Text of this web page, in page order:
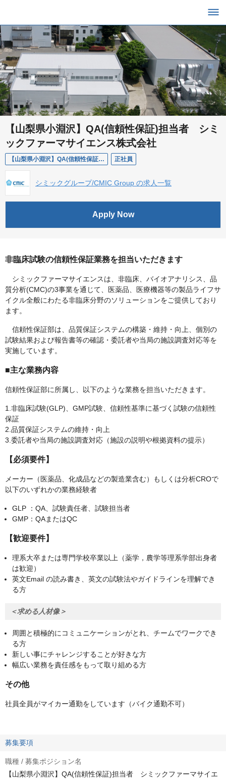
【山梨県小淵沢】QA(信頼性保証)担当者 シミ
ックファーマサイエンス株式会社
【山梨県小淵沢】QA(信頼性保証)担当者 シミックファーマサイエンス株式会社 正社員
シミックグループ/CMIC Group の求人一覧
Apply Now
非臨床試験の信頼性保証業務を担当いただきます
シミックファーマサイエンスは、非臨床、バイオアナリシス、品
質分析(CMC)の3事業を通じて、医薬品、医療機器等の製品ライフサ
イクル全般にわたる非臨床分野のソリューションをご提供しており
ます。
信頼性保証部は、品質保証システムの構築・維持・向上、個別の
試験結果および報告書等の確認・委託者や当局の施設調査対応等を
実施しています。
■主な業務内容
信頼性保証部に所属し、以下のような業務を担当いただきます。
1.非臨床試験(GLP)、GMP試験、信頼性基準に基づく試験の信頼性
保証
2.品質保証システムの維持・向上
3.委託者や当局の施設調査対応（施設の説明や根拠資料の提示）
【必須要件】
メーカー（医薬品、化成品などの製造業含む）もしくは分析CROで
以下のいずれかの業務経験者
GLP ：QA、試験責任者、試験担当者
GMP：QAまたはQC
【歓迎要件】
理系大卒または専門学校卒業以上（薬学，農学等理系学部出身者
は歓迎）
英文Email の読み書き、英文の試験法やガイドラインを理解でき
る方
＜求める人材像＞
周囲と積極的にコミュニケーションがとれ、チームでワークでき
る方
新しい事にチャレンジすることが好きな方
幅広い業務を責任感をもって取り組める方
その他
社員全員がマイカー通勤をしています（バイク通勤不可）
募集要項
職種 / 募集ポジション名
【山梨県小淵沢】QA(信頼性保証)担当者 シミックファーマサイエ